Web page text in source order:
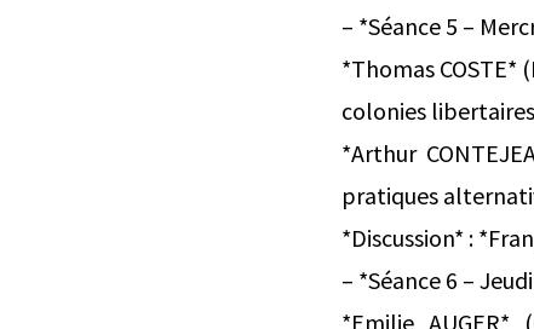
– *Séance 5 –
*Thomas COSTE*
colonies
*Arthur
pratiques
*Discussion* :
– *Séance 6 –
*Emilie